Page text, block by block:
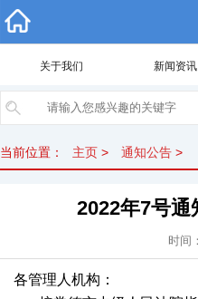
关于我们 新闻资讯
当前位置： 主页 > 通知公告 >
2022年7号通
时间
各管理人机构：